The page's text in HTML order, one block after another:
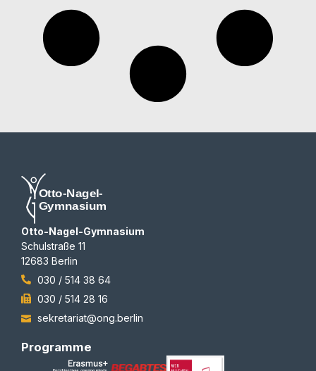
Otto-Nagel-Gymnasium
Schulstraße 11
12683 Berlin
030 / 514 38 64
030 / 514 28 16
sekretariat@ong.berlin
Programme